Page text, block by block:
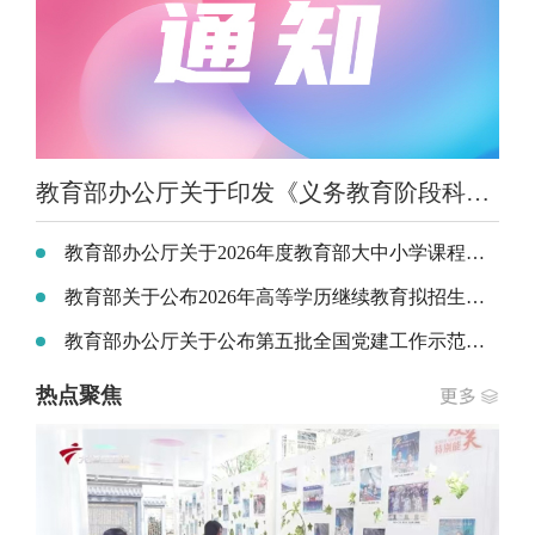
教育部办公厅关于印发《义务教育阶段科学教育“做中学”领航行动指南》的通知
教育部办公厅关于2026年度教育部大中小学课程教材研究项目立项的通知
教育部关于公布2026年高等学历继续教育拟招生专业备案结果和校外教学点设置备案结果的通知
教育部办公厅关于公布第五批全国党建工作示范高校、标杆院系、样板支部培育创建单位名单的通知
热点聚焦